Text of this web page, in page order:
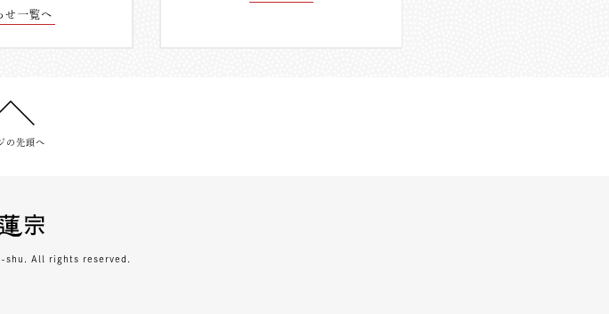
せ一覧へ
の先頭へ
All rights reserved.